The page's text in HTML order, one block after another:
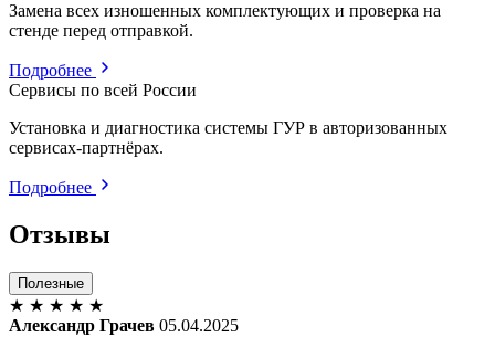
Замена всех изношенных комплектующих и проверка на
стенде перед отправкой.
Подробнее
Сервисы по всей России
Установка и диагностика системы ГУР в авторизованных
сервисах-партнёрах.
Подробнее
Отзывы
Полезные
★ ★ ★ ★ ★
Александр Грачев 05.04.2025